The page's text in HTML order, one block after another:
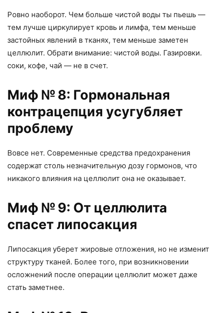
Ровно наоборот. Чем больше чистой воды ты пьешь —
тем лучше циркулирует кровь и лимфа, тем меньше
застойных явлений в тканях, тем меньше заметен
целлюлит. Обрати внимание: чистой воды. Газировки.
соки, кофе, чай — не в счет.
Миф № 8: Гормональная
контрацепция усугубляет
проблему
Вовсе нет. Современные средства предохранения
содержат столь незначительную дозу гормонов, что
никакого влияния на целлюлит она не оказывает.
Миф № 9: От целлюлита
спасет липосакция
Липосакция уберет жировые отложения, но не изменит
структуру тканей. Более того, при возникновении
осложнений после операции целлюлит может даже
стать заметнее.